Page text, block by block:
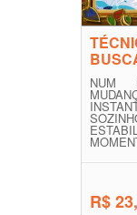
NUM
R$